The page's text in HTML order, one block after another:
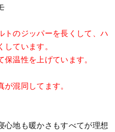
トのジッパーを長くして、ハ
ています。
温性を上げています。
混同してます。
心地も暖かさもすべてが理想